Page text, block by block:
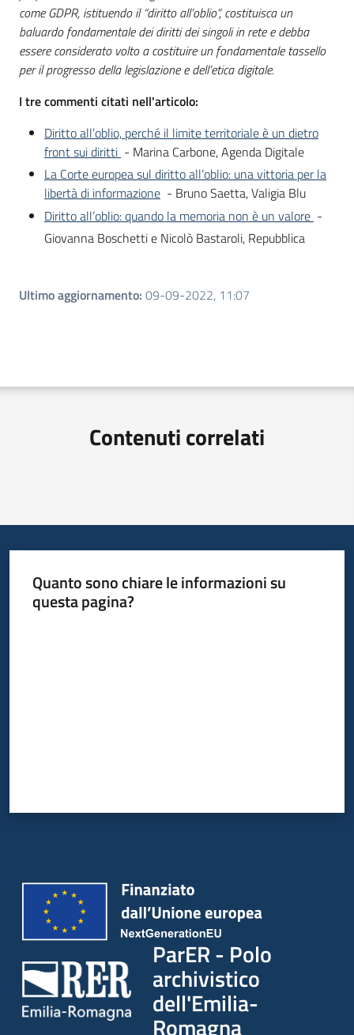
come GDPR, istituendo il “diritto all’oblio”, costituisca un
baluardo fondamentale dei diritti dei singoli in rete e debba
essere considerato volto a costituire un fondamentale tassello
per il progresso della legislazione e dell’etica digitale.
I tre commenti citati nell'articolo:
Diritto all’oblio, perché il limite territoriale è un dietro
front sui diritti - Marina Carbone, Agenda Digitale
La Corte europea sul diritto all’oblio: una vittoria per la
libertà di informazione - Bruno Saetta, Valigia Blu
Diritto all’oblio: quando la memoria non è un valore -
Giovanna Boschetti e Nicolò Bastaroli, Repubblica
Ultimo aggiornamento: 09-09-2022, 11:07
Contenuti correlati
Quanto sono chiare le informazioni su
questa pagina?
ParER - Polo
archivistico
dell'Emilia-
Romagna